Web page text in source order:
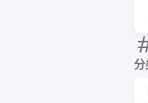
分